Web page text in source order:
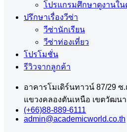
โปรแกรมศึกษาดูงานใน
ปรึกษาเรื่องวีซ่า
วีซ่านักเรียน
วีซ่าท่องเที่ยว
โปรโมชั่น
รีวิวจากลูกค้า
อาคารโมเดิร์นทาวน์ 87/29 ซ
แขวงคลองตันเหนือ เขตวัฒน
(+66)88-889-6111
admin@academicworld.co.th